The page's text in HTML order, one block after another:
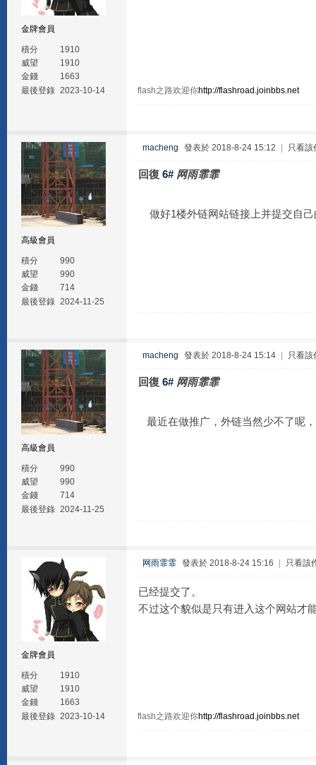
金牌會員
積分
1910
威望
1910
金錢
1663
最後登錄 2023-10-14 flash之路欢迎你http://flashroad.joinbbs.net
高級會員
積分
990
威望
990
金錢
714
最後登錄 2024-11-25
macheng 發表於 2018-8-24 15:12 只看該
回復 6# 网雨霏霏
做好1楼外链网站链接上并提交自
高級會員
積分
990
威望
990
金錢
714
最後登錄 2024-11-25
macheng 發表於 2018-8-24 15:14 只看該
回復 6# 网雨霏霏
最近在做推广，外链当然少不了呢
金牌會員
積分
1910
威望
1910
金錢
1663
最後登錄 2023-10-14
网雨霏霏 發表於 2018-8-24 15:16 只看該
已经提交了。
不过这个貌似是只有进入这个网站才
flash之路欢迎你http://flashroad.joinbbs.net